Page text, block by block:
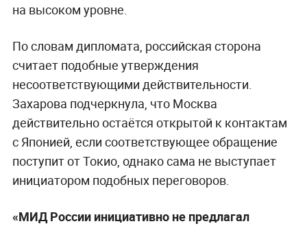
на высоком уровне.
По словам дипломата, российская сторона
считает подобные утверждения
несоответствующими действительности.
Захарова подчеркнула, что Москва
действительно остаётся открытой к контактам
с Японией, если соответствующее обращение
поступит от Токио, однако сама не выступает
инициатором подобных переговоров.
«МИД России инициативно не предлагал